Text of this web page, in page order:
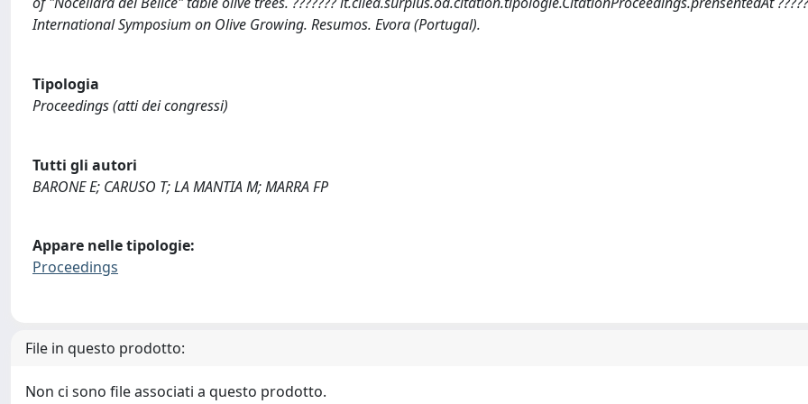
International Symposium on Olive Growing. Resumos. Evora (Portugal).
Tipologia
Proceedings (atti dei congressi)
Tutti gli autori
BARONE E; CARUSO T; LA MANTIA M; MARRA FP
Appare nelle tipologie:
Proceedings
File in questo prodotto:
Non ci sono file associati a questo prodotto.